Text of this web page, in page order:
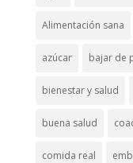
Alimentación sana
azúcar bajar de
bienestar y salud
buena salud
comida real